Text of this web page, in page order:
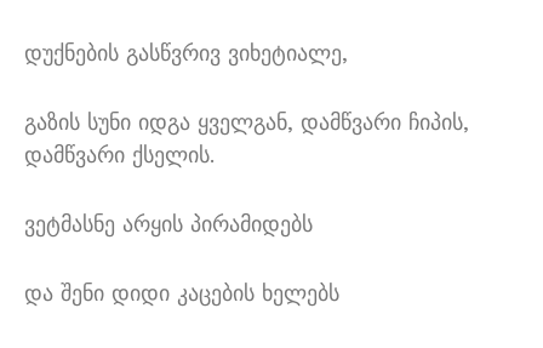
დუქნების გასწვრივ ვიხეტიალე,
გაზის სუნი იდგა ყველგან, დამწვარი ჩიპის,
დამწვარი ქსელის.
ვეტმასნე არყის პირამიდებს
და შენი დიდი კაცების ხელებს